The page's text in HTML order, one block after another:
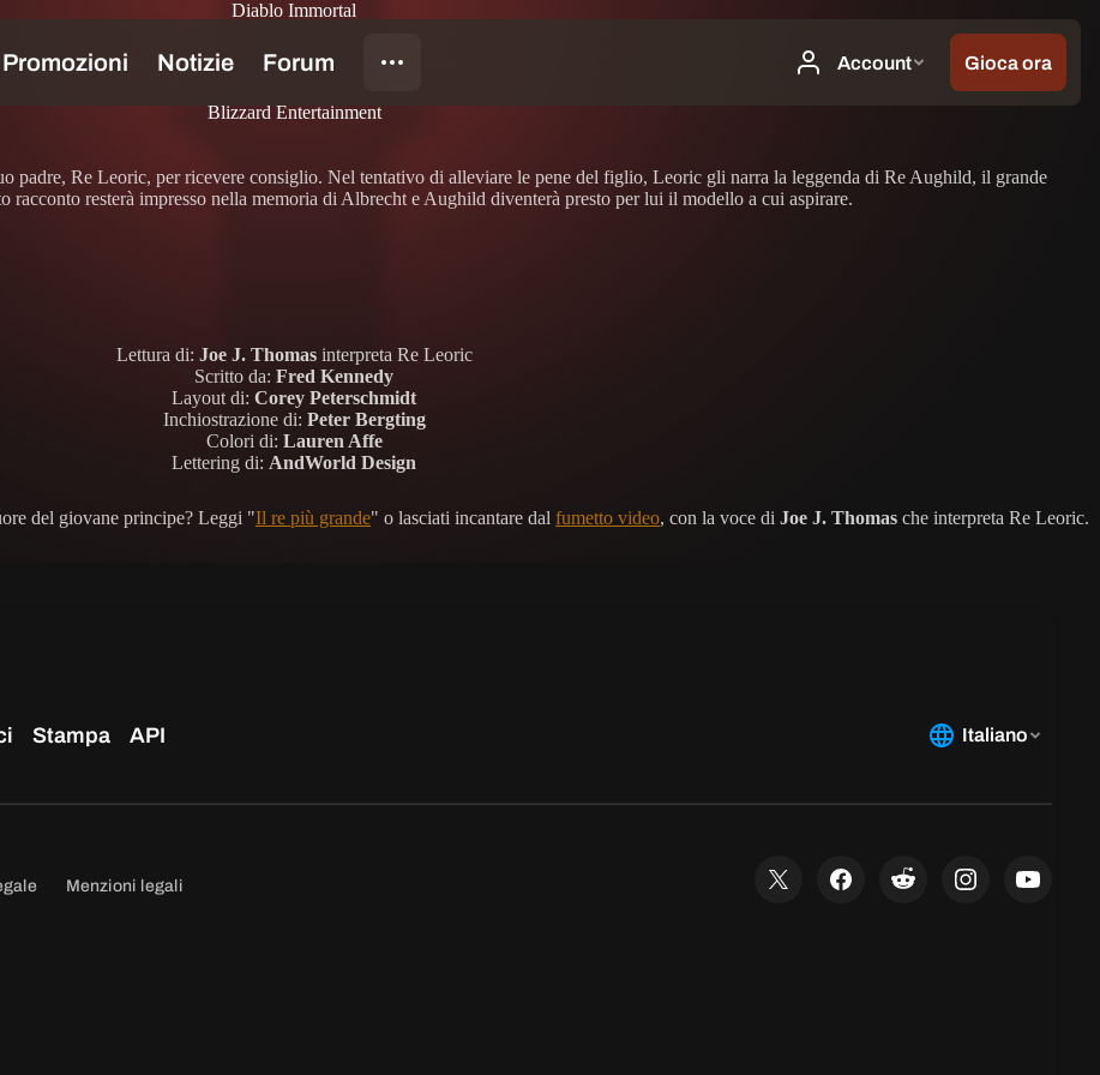
Diablo Immortal
Blizzard Entertainment
padre, Re Leoric, per ricevere consiglio. Nel tentativo di alleviare le pene del figlio, Leoric gli narra la leggenda di Re Aughild, il grande
racconto resterà impresso nella memoria di Albrecht e Aughild diventerà presto per lui il modello a cui aspirare.
Lettura di: Joe J. Thomasinterpreta Re Leoric
Scritto da: Fred Kennedy
Layout di: Corey Peterschmidt
Inchiostrazione di: Peter Bergting
Colori di: Lauren Affe
Lettering di: AndWorld Design
del giovane principe? Leggi "Il re più grande" o lasciati incantare dal fumetto video, con la voce di Joe J. Thomas che interpreta Re Leoric.